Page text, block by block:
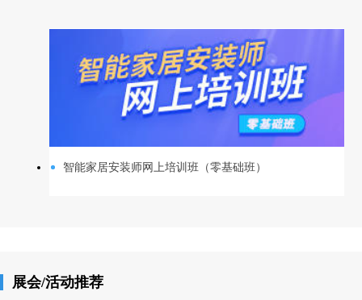
智能家居安装师网上培训班（零基础班）
展会/活动推荐